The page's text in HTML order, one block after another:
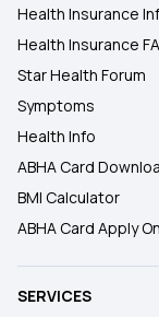
Health Insurance
Health Insurance
Star Health Forum
Symptoms
Health Info
ABHA Card
BMI Calculator
ABHA Card Apply
SERVICES